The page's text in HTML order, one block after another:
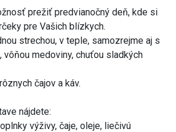
prežiť predvianočný deň, kde si
pre Vašich blízkych.
strechou, v teple, samozrejme aj s
vôňou medoviny, chuťou sladkých
čajov a káv.
nájdete:
výživy, čaje, oleje, liečivú